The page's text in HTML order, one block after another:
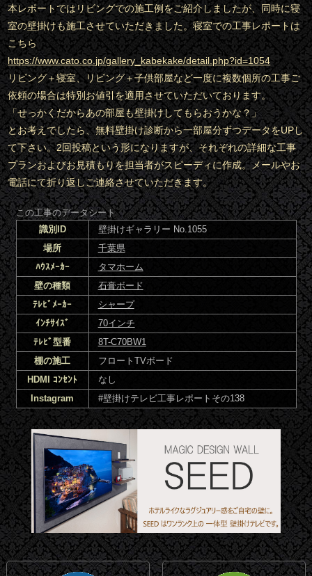
本レポートではリビングでの施工例をご紹介しましたが、同時に寝
室の壁掛けも施工させていただきました。寝室での工事レポートは
こちら
https://www.cato.co.jp/gallery_kabekake/detail.php?id=1054
リビング＋寝室、リビング＋子供部屋など一度に複数個所の工事ご
依頼の場合は特別お値引を適用させていただいております。
「せっかくだからあの部屋も壁掛けしてもらおうかな？」
とお考えでしたら、無料壁掛け診断から一部屋分ずつデータをUPし
て下さい。2回投稿という形になりますが、それぞれの詳細な工事
プランおよびお見積もりを担当者がスピーディに作成。メールやお
電話にて折り返しご連絡させていただきます。
この工事のデータシート
識別ID
壁掛けギャラリー No.1055
場所
千葉県
ﾊｳｽﾒｰｶｰ
タマホーム
壁の種類
石膏ボード
ﾃﾚﾋﾞﾒｰｶｰ
シャープ
ｲﾝﾁｻｲｽﾞ
70インチ
ﾃﾚﾋﾞ型番
8T-C70BW1
棚の施工
フロートTVボード
HDMI ｺﾝｾﾝﾄ
なし
Instagram
#壁掛けテレビ工事レポートその138